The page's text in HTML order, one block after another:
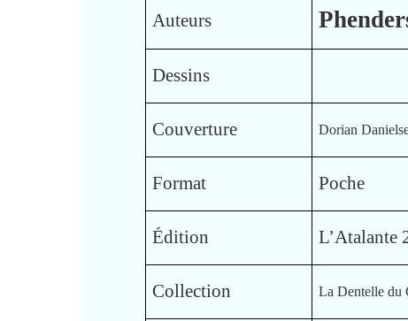
Auteurs
Dessins
Couverture Dorian
Format Poche
Édition L’Atalante
Collection La Dentelle du